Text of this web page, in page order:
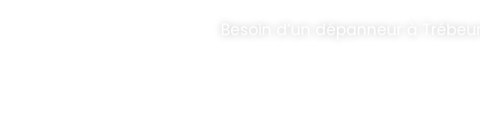
Besoin d’un dépanneur à